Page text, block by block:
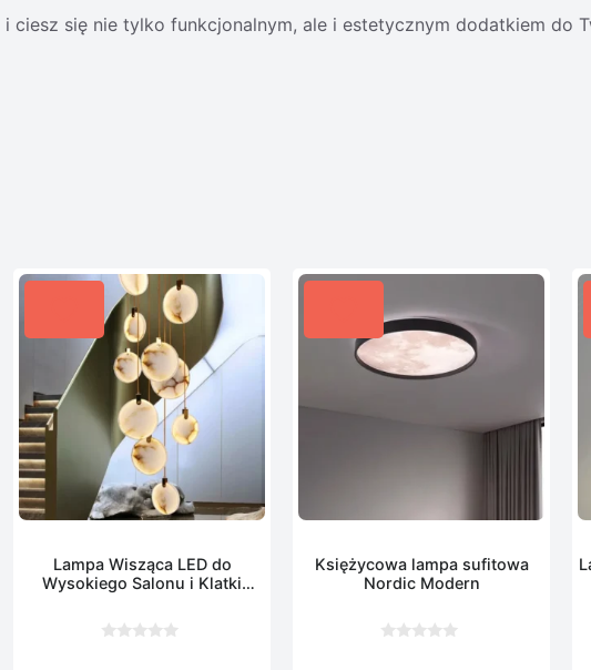
ciesz się nie tylko funkcjonalnym, ale i estetycznym dodatkiem do
Lampa Wisząca LED do
Wysokiego Salonu i Klatki
Księżycowa lampa sufitowa
Nordic Modern